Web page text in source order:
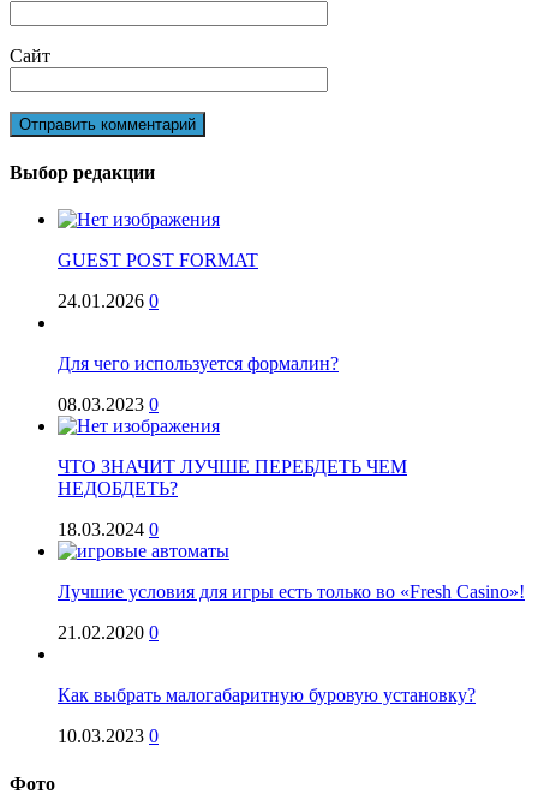
Сайт
Выбор редакции
GUEST POST FORMAT
24.01.2026 0
Для чего используется формалин?
08.03.2023 0
ЧТО ЗНАЧИТ ЛУЧШЕ ПЕРЕБДЕТЬ ЧЕМ
НЕДОБДЕТЬ?
18.03.2024 0
Лучшие условия для игры есть только во «Fresh Casino»!
21.02.2020 0
Как выбрать малогабаритную буровую установку?
10.03.2023 0
Фото